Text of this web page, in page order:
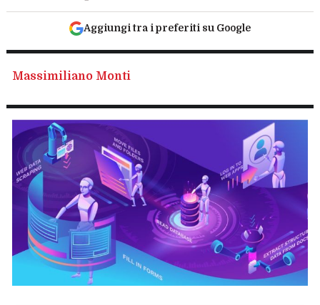
Aggiungi tra i preferiti su Google
Massimiliano Monti